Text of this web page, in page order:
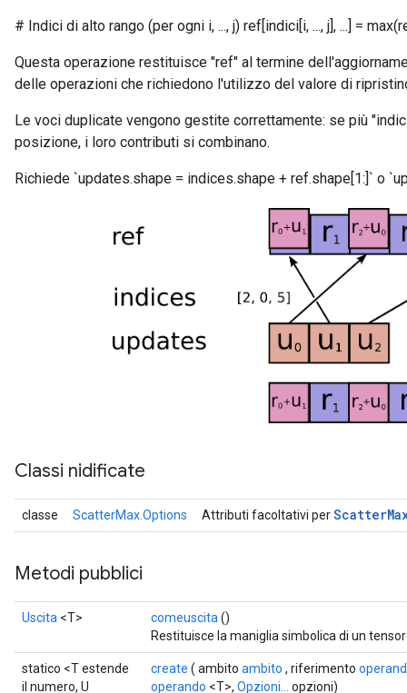
# Indici di alto rango (per ogni i, ..., j) ref[indici[i, ..., j], ...] =
Questa operazione restituisce "ref" al termine
delle operazioni che richiedono l'utilizzo del valore di
Le voci duplicate vengono gestite correttamente: se più
posizione, i loro contributi si combinano.
Richiede `updates.shape = indices.shape + ref.shape[1:]` o
Classi nidificate
classe ScatterMax.Options Attributi facoltativi perScatter
Metodi pubblici
Uscita <T> comeuscita()
Restituisce la maniglia simbolica di un
statico <T estende
il numero, U
create ( ambito ambito , riferimento
operando <T>, Opzioni... opzioni)